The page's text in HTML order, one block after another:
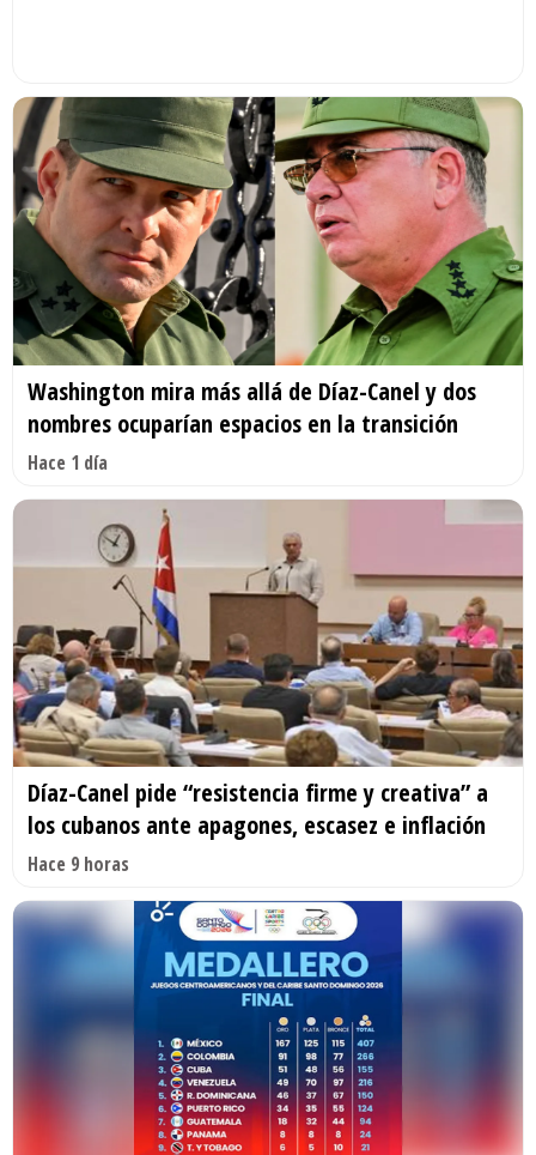
Washington mira más allá de Díaz-Canel y dos
nombres ocuparían espacios en la transición
Hace 1 día
Díaz-Canel pide “resistencia firme y creativa” a
los cubanos ante apagones, escasez e inflación
Hace 9 horas